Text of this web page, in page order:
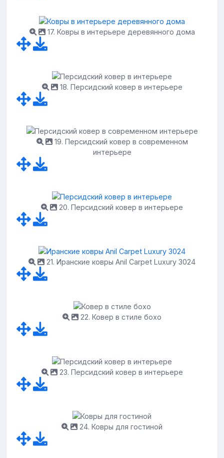
17. Ковры в интерьере деревянного дома
18. Персидский ковер в интерьере
19. Персидский ковер в современном
интерьере
20. Персидский ковер в интерьере
21. Иранские ковры Anil Carpet Luxury 3024
22. Ковер в стиле бохо
23. Персидский ковер в интерьере
24. Ковры для гостиной